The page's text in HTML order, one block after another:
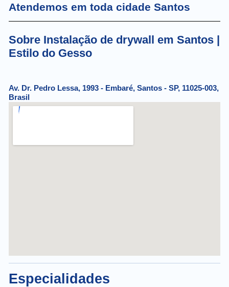
Atendemos em toda cidade Santos
Sobre Instalação de drywall em Santos |
Estilo do Gesso
Av. Dr. Pedro Lessa, 1993 - Embaré, Santos - SP, 11025-003,
Brasil
Especialidades